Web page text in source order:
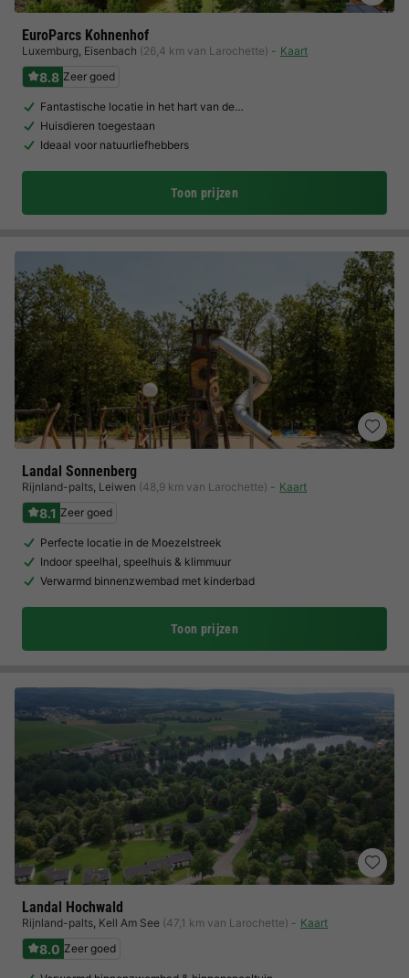
EuroParcs Kohnenhof
Luxemburg, Eisenbach (26,4 km van Larochette) Kaart
8.8 Zeer goed
Fantastische locatie in het hart van de…
Huisdieren toegestaan
Ideaal voor natuurliefhebbers
Toon prijzen
Landal Sonnenberg
Rijnland-palts, Leiwen (48,9 km van Larochette) Kaart
8.1 Zeer goed
Perfecte locatie in de Moezelstreek
Indoor speelhal, speelhuis & klimmuur
Verwarmd binnenzwembad met kinderbad
Toon prijzen
Landal Hochwald
Rijnland-palts, Kell Am See (47,1 km van Larochette) Kaart
8.0 Zeer goed